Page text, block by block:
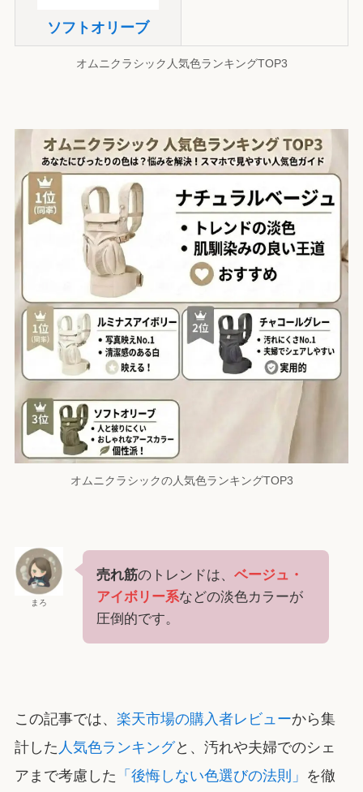
ソフトオリーブ
オムニクラシック人気色ランキングTOP3
オムニクラシックの人気色ランキングTOP3
まろ
売れ筋のトレンドは、 ベージュ・
アイボリー系などの淡色カラーが
圧倒的です。
この記事では、 楽天市場の購入者レビューから集
計した 人気色ランキングと、汚れや夫婦でのシェ
アまで考慮した 「後悔しない色選びの法則」 を徹